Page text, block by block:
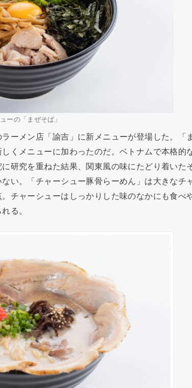
ーの「まぜそば」
ーメン店「諭吉」に新メニューが登場した。「
くメニューに加わったのだ。ベトナムで本格的
研究を重ねた結果、関東風の味にたどり着いた
い。「チャーシュー豚骨らーめん」は大きなチ
チャーシューはしっかりした味のなかにも食べ
る。